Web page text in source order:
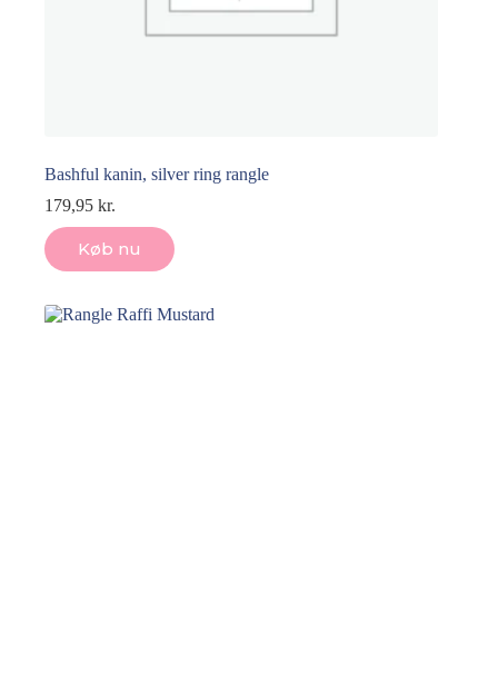
Bashful kanin, silver ring rangle
179,95 kr.
Køb nu